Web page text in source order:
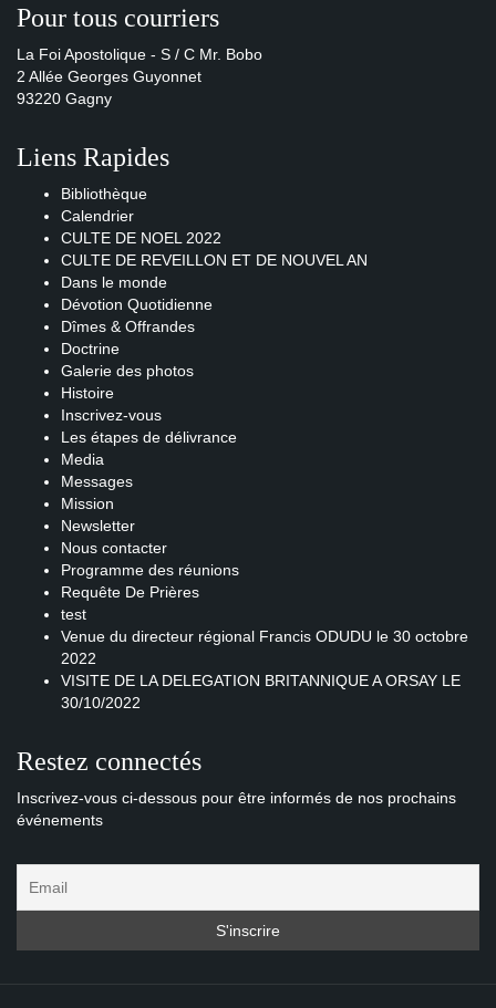
Pour tous courriers
La Foi Apostolique - S / C Mr. Bobo
2 Allée Georges Guyonnet
93220 Gagny
Liens Rapides
Bibliothèque
Calendrier
CULTE DE NOEL 2022
CULTE DE REVEILLON ET DE NOUVEL AN
Dans le monde
Dévotion Quotidienne
Dîmes & Offrandes
Doctrine
Galerie des photos
Histoire
Inscrivez-vous
Les étapes de délivrance
Media
Messages
Mission
Newsletter
Nous contacter
Programme des réunions
Requête De Prières
test
Venue du directeur régional Francis ODUDU le 30 octobre
2022
VISITE DE LA DELEGATION BRITANNIQUE A ORSAY LE
30/10/2022
Restez connectés
Inscrivez-vous ci-dessous pour être informés de nos prochains
événements